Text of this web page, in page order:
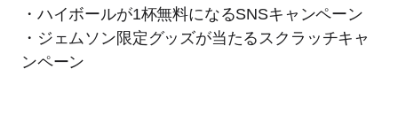
・ハイボールが1杯無料になるSNSキャンペーン
・ジェムソン限定グッズが当たるスクラッチキャ
ンペーン